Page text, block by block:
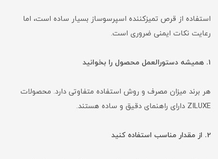
استفاده از قرص تمیزکننده اسپرسوساز بسیار ساده است، اما
رعایت نکات ایمنی ضروری است.
1. همیشه دستورالعمل محصول را بخوانید
هر برند میزان مصرف و روش استفاده متفاوتی دارد. محصولات
ZILUXE دارای راهنمای دقیق و ساده هستند.
2. از مقدار مناسب استفاده کنید